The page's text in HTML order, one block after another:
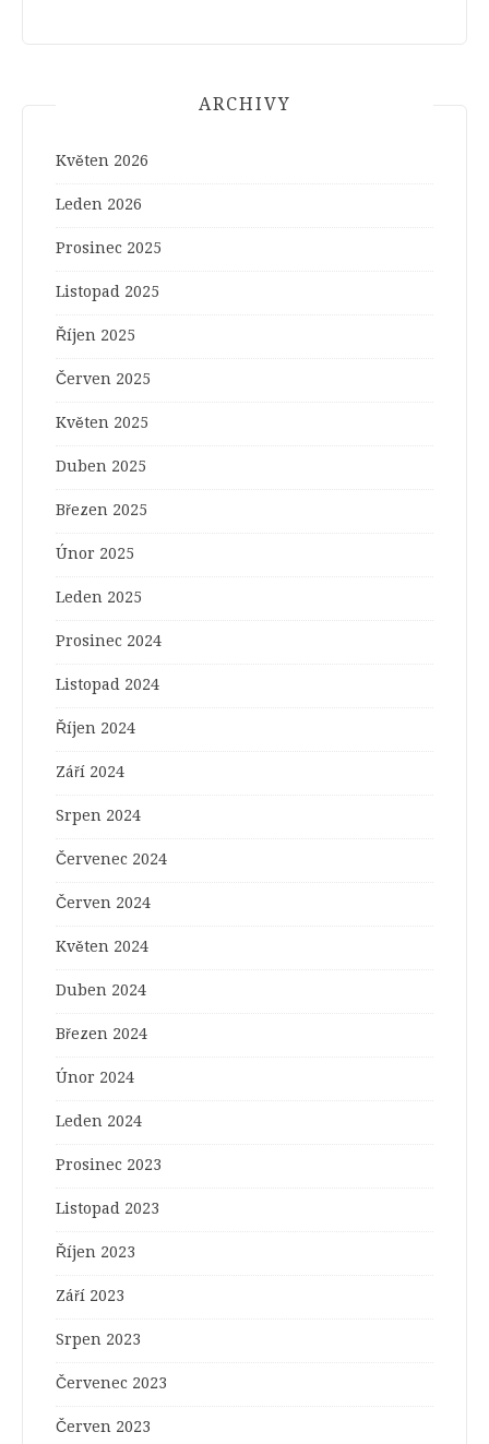
ARCHIVY
Květen 2026
Leden 2026
Prosinec 2025
Listopad 2025
Říjen 2025
Červen 2025
Květen 2025
Duben 2025
Březen 2025
Únor 2025
Leden 2025
Prosinec 2024
Listopad 2024
Říjen 2024
Září 2024
Srpen 2024
Červenec 2024
Červen 2024
Květen 2024
Duben 2024
Březen 2024
Únor 2024
Leden 2024
Prosinec 2023
Listopad 2023
Říjen 2023
Září 2023
Srpen 2023
Červenec 2023
Červen 2023